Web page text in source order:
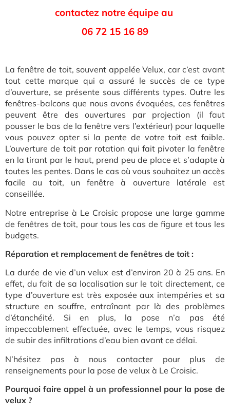
contactez notre équipe au
06 72 15 16 89
La fenêtre de toit, souvent appelée Velux, car c’est avant
tout cette marque qui a assuré le succès de ce type
d’ouverture, se présente sous différents types. Outre les
fenêtres-balcons que nous avons évoquées, ces fenêtres
peuvent être des ouvertures par projection (il faut
pousser le bas de la fenêtre vers l’extérieur) pour laquelle
vous pouvez opter si la pente de votre toit est faible.
L’ouverture de toit par rotation qui fait pivoter la fenêtre
en la tirant par le haut, prend peu de place et s’adapte à
toutes les pentes. Dans le cas où vous souhaitez un accès
facile au toit, un fenêtre à ouverture latérale est
conseillée.
Notre entreprise à Le Croisic propose une large gamme
de fenêtres de toit, pour tous les cas de figure et tous les
budgets.
Réparation et remplacement de fenêtres de toit :
La durée de vie d’un velux est d’environ 20 à 25 ans. En
effet, du fait de sa localisation sur le toit directement, ce
type d’ouverture est très exposée aux intempéries et sa
structure en souffre, entraînant par là des problèmes
d’étanchéité. Si en plus, la pose n’a pas été
impeccablement effectuée, avec le temps, vous risquez
de subir des infiltrations d’eau bien avant ce délai.
N’hésitez pas à nous contacter pour plus de
renseignements pour la pose de velux à Le Croisic.
Pourquoi faire appel à un professionnel pour la pose de
velux ?